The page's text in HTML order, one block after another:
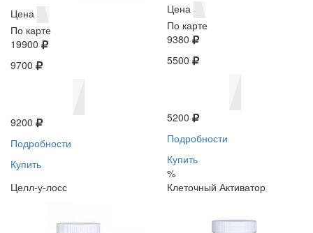
Цена
По карте
19900
9700
9200
Подробности
Купить
Цена
По карте
9380
5500
5200
Подробности
Купить
%
Целл-у-лосс
Клеточный Активатор